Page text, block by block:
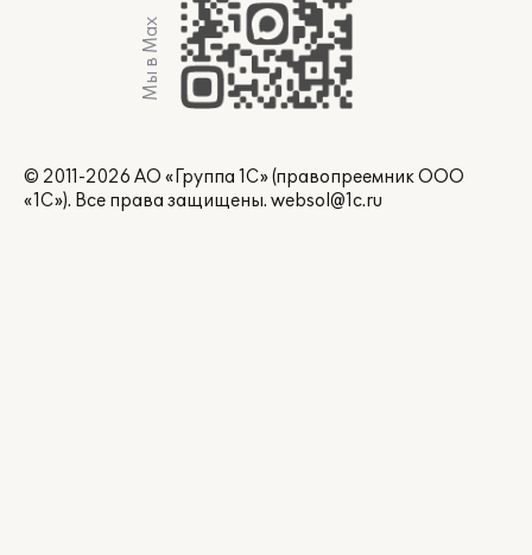
Мы в Max
© 2011-2026 АО «Группа 1С» (правопреемник ООО
«1С»). Все права защищены. websol@1c.ru